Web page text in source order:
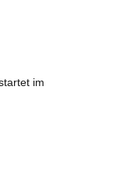
im